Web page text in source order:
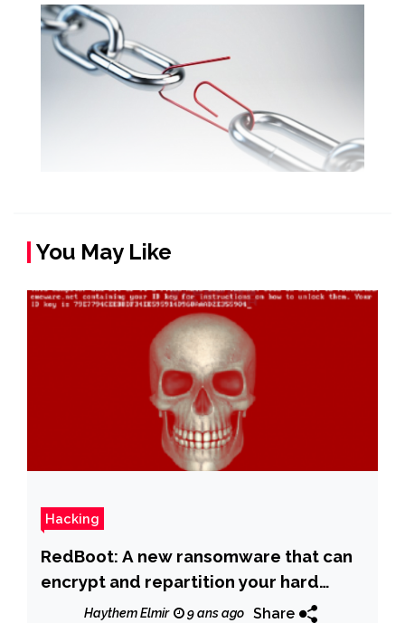
You May Like
Hacking
RedBoot: A new ransomware that can
encrypt and repartition your hard
drive-permanently
Haythem Elmir 9 ans ago Share